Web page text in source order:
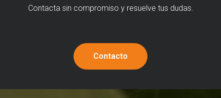
Contacta sin compromiso y resuelve tus dudas.
Contacto